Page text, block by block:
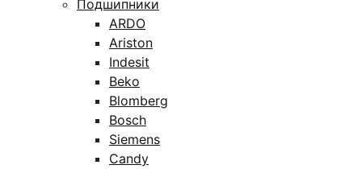
Подшипники
ARDO
Ariston
Indesit
Beko
Blomberg
Bosch
Siemens
Candy